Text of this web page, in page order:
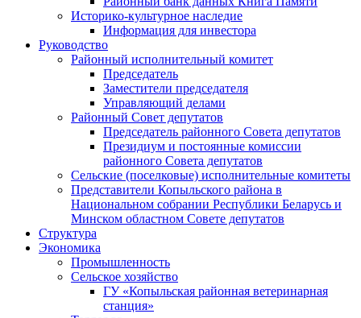
Историко-культурное наследие
Информация для инвестора
Руководство
Районный исполнительный комитет
Председатель
Заместители председателя
Управляющий делами
Районный Совет депутатов
Председатель районного Совета депутатов
Президиум и постоянные комиссии
районного Совета депутатов
Сельские (поселковые) исполнительные комитеты
Представители Копыльского района в
Национальном собрании Республики Беларусь и
Минском областном Совете депутатов
Структура
Экономика
Промышленность
Сельское хозяйство
ГУ «Копыльская районная ветеринарная
станция»